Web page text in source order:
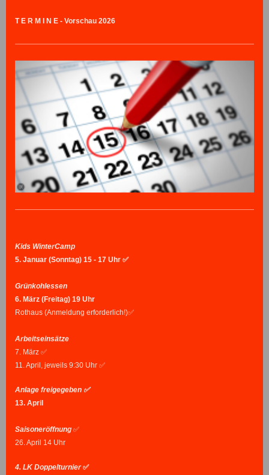
T E R M I N E - Vorschau 2026
Kids WinterCamp
5. Januar (Sonntag) 15 - 17 Uhr ✅
Grünkohlessen
6. März (Freitag) 19 Uhr
Rothaus (Anmeldung erforderlich!)✅
Arbeitseinsätze
7. März ✅
11. April, jeweils 9:30 Uhr ✅
Anlage freigegeben ✅
13. April
Saisoneröffnung ✅
26. April 14 Uhr
4. LK Doppelturnier✅